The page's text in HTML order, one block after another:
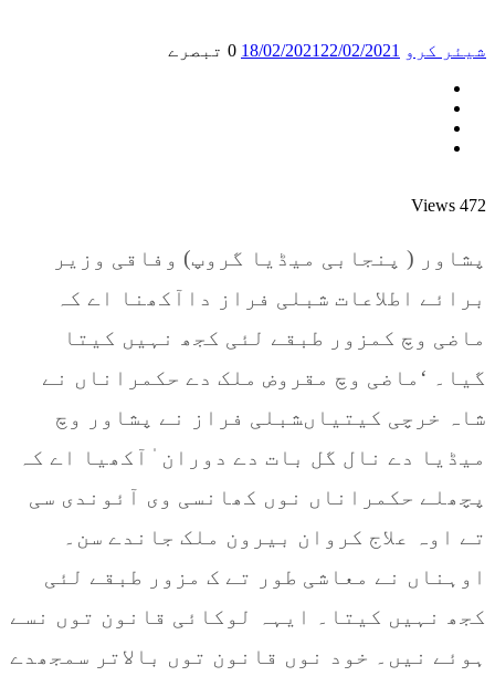
شیئر کرو 18/02/2021 22/02/2021 0 تبصرے
Views 472
پشاور ( پنجابی میڈیا گروپ) وفاقی وزیر
برائے اطلاعات شبلی فراز داآکھنا اے کہ
ماضی وچ کمزور طبقے لئی کجھ نہیں کیتا
گیا۔ ‘ماضی وچ مقروض ملک دے حکمراناں نے
شاہ خرچی کیتیاںشبلی فراز نے پشاور وچ
میڈیا دے نال گل بات دے دوران ٰآکھیا اے کہ
پچھلے حکمراناں نوں کھانسی وی آئوندی سی
تے اوہ علاج کروان بیرون ملک جاندے سن۔
اوہناں نے معاشی طور تے ک مزور طبقے لئی
کجھ نہیں کیتا۔ ایہہ لوکائی قانون توں نسے
ہوئے نیں۔ خود نوں قانون توں بالاتر سمجھدے